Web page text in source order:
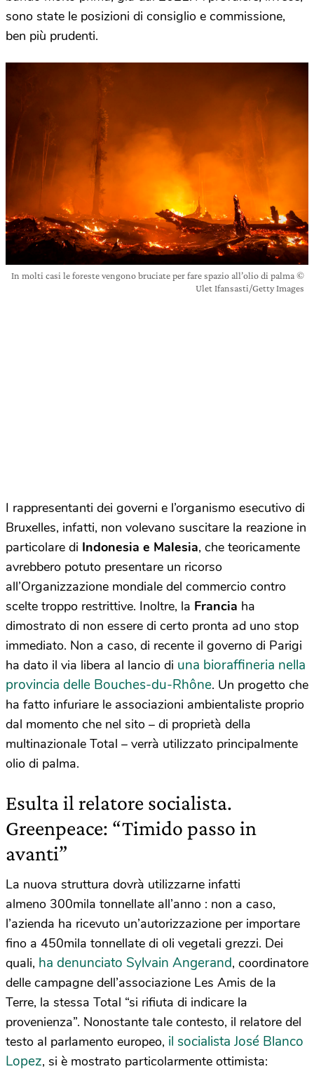
sono state le posizioni di consiglio e commissione,
ben più prudenti.
In molti casi le foreste vengono bruciate per fare spazio all’olio di palma ©
Ulet Ifansasti/Getty Images
I rappresentanti dei governi e l’organismo esecutivo di
Bruxelles, infatti, non volevano suscitare la reazione in
particolare di Indonesia e Malesia, che teoricamente
avrebbero potuto presentare un ricorso
all’Organizzazione mondiale del commercio contro
scelte troppo restrittive. Inoltre, la Francia ha
dimostrato di non essere di certo pronta ad uno stop
immediato. Non a caso, di recente il governo di Parigi
ha dato il via libera al lancio di una bioraffineria nella
provincia delle Bouches-du-Rhône. Un progetto che
ha fatto infuriare le associazioni ambientaliste proprio
dal momento che nel sito – di proprietà della
multinazionale Total – verrà utilizzato principalmente
olio di palma.
Esulta il relatore socialista.
Greenpeace: “Timido passo in
avanti”
La nuova struttura dovrà utilizzarne infatti
almeno 300mila tonnellate all’anno : non a caso,
l’azienda ha ricevuto un’autorizzazione per importare
fino a 450mila tonnellate di oli vegetali grezzi. Dei
quali, ha denunciato Sylvain Angerand, coordinatore
delle campagne dell’associazione Les Amis de la
Terre, la stessa Total “si rifiuta di indicare la
provenienza”. Nonostante tale contesto, il relatore del
testo al parlamento europeo, il socialista José Blanco
Lopez, si è mostrato particolarmente ottimista: